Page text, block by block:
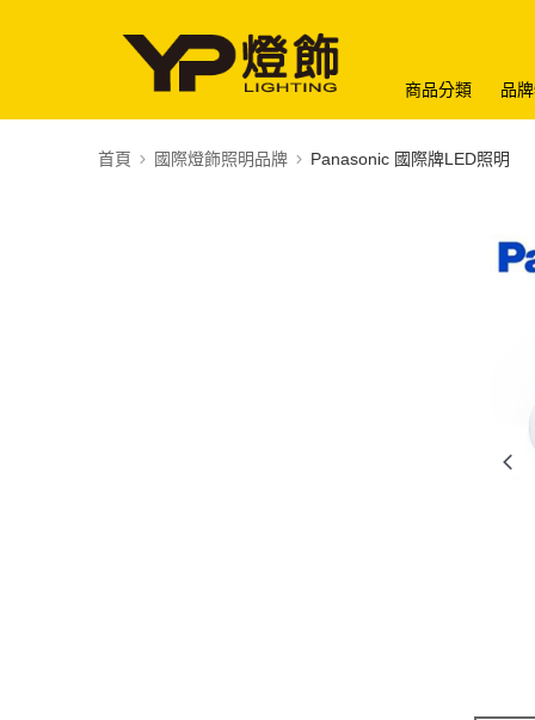
商品分類 品
首頁 國際燈飾照明品牌 Panasonic 國際牌LED照明